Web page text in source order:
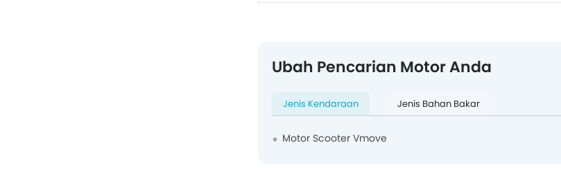
Ubah Pencarian Motor Anda
Jenis Kendaraan Jenis Bahan Bakar
Motor Scooter Vmove